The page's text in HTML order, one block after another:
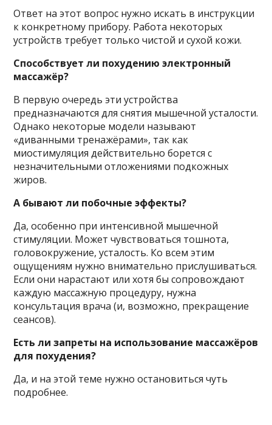
Ответ на этот вопрос нужно искать в инструкции
к конкретному прибору. Работа некоторых
устройств требует только чистой и сухой кожи.
Способствует ли похудению электронный
массажёр?
В первую очередь эти устройства
предназначаются для снятия мышечной усталости.
Однако некоторые модели называют
«диванными тренажёрами», так как
миостимуляция действительно борется с
незначительными отложениями подкожных
жиров.
А бывают ли побочные эффекты?
Да, особенно при интенсивной мышечной
стимуляции. Может чувствоваться тошнота,
головокружение, усталость. Ко всем этим
ощущениям нужно внимательно прислушиваться.
Если они нарастают или хотя бы сопровождают
каждую массажную процедуру, нужна
консультация врача (и, возможно, прекращение
сеансов).
Есть ли запреты на использование массажёров
для похудения?
Да, и на этой теме нужно остановиться чуть
подробнее.